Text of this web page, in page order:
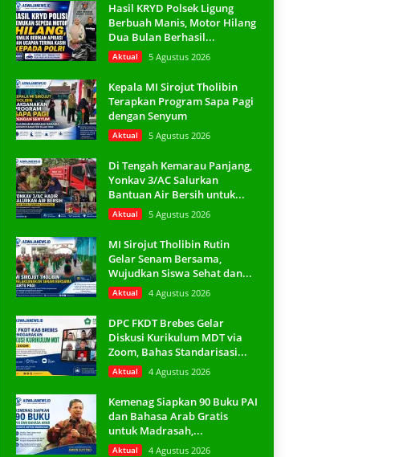
Hasil KRYD Polsek Ligung
Berbuah Manis, Motor Hilang
Dua Bulan Berhasil...
Aktual 5 Agustus 2026
Kepala MI Sirojut Tholibin
Terapkan Program Sapa Pagi
dengan Senyum
Aktual 5 Agustus 2026
Di Tengah Kemarau Panjang,
Yonkav 3/AC Salurkan
Bantuan Air Bersih untuk...
Aktual 5 Agustus 2026
MI Sirojut Tholibin Rutin
Gelar Senam Bersama,
Wujudkan Siswa Sehat dan...
Aktual 4 Agustus 2026
DPC FKDT Brebes Gelar
Diskusi Kurikulum MDT via
Zoom, Bahas Standarisasi...
Aktual 4 Agustus 2026
Kemenag Siapkan 90 Buku PAI
dan Bahasa Arab Gratis
untuk Madrasah,...
Aktual 4 Agustus 2026